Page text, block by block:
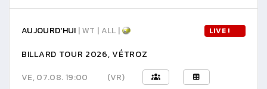
AUJOURD'HUI | WT | ALL | LIVE !
BILLARD TOUR 2026, VÉTROZ
VE, 07.08. 19:00
(VR)